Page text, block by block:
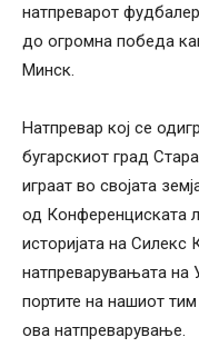
натпреварот
до огромна победа
Минск.
Натпревар кој се
бугарскиот град
играат во својата
од Конференциската
историјата на Силекс
натпреварувањата на
портите на нашиот
ова натпреварување.